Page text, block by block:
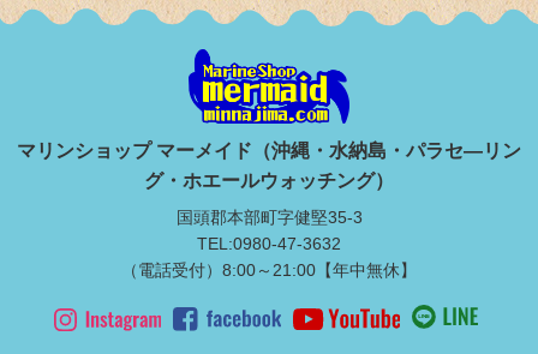
マリンショップ マーメイド（沖縄・水納島・パラセ―リン
グ・ホエールウォッチング）
国頭郡本部町字健堅35-3
TEL:0980-47-3632
（電話受付）8:00～21:00【年中無休】